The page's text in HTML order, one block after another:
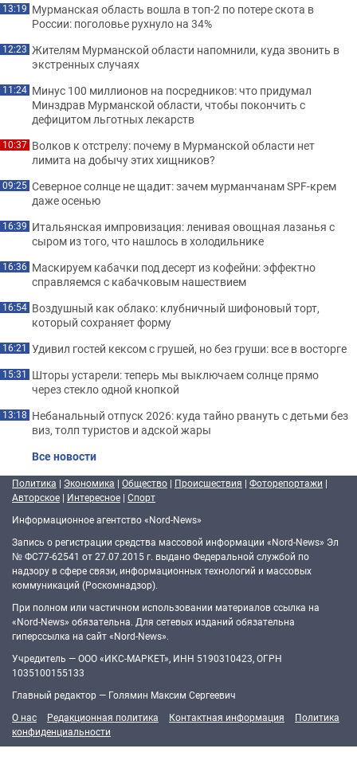
13:19 Мурманская область вошла в топ-2 по потере скота в
России: поголовье рухнуло на 34%
12:23 Жителям Мурманской области напомнили, куда звонить в
экстренных случаях
11:24 Минус 100 миллионов на посредников: что придумал
Минздрав Мурманской области, чтобы покончить с
дефицитом льготных лекарств
10:37 Волков к отстрелу: почему в Мурманской области нет
лимита на добычу этих хищников?
09:25 Северное солнце не щадит: зачем мурманчанам SPF-крем
даже осенью
16:39 Итальянская импровизация: ленивая овощная лазанья с
сыром из того, что нашлось в холодильнике
16:36 Маскируем кабачки под десерт из кофейни: эффектно
справляемся с кабачковым нашествием
16:54 Воздушный как облако: клубничный шифоновый торт,
который сохраняет форму
16:21 Удивил гостей кексом с грушей, но без груши: все в восторге
15:31 Шторы устарели: теперь мы выключаем солнце прямо
через стекло одной кнопкой
13:18 Небанальный отпуск 2026: куда тайно рвануть с детьми без
виз, толп туристов и адской жары
Все новости
Политика | Экономика | Общество | Происшествия | Фоторепортажи |
Авторское | Интересное | Спорт
Информационное агентство «Nord-News»
Запись о регистрации средства массовой информации «Nord-News» Эл
№ ФС77-62541 от 27.07.2015 г. выдано Федеральной службой по
надзору в сфере связи, информационных технологий и массовых
коммуникаций (Роскомнадзор).
При полном или частичном использовании материалов ссылка на
«Nord-News» обязательна. Для сетевых изданий обязательна
гиперссылка на сайт «Nord-News».
Учредитель — ООО «ИКС-МАРКЕТ», ИНН 5190310423, ОГРН
1035100155133
Главный редактор — Голямин Максим Сергеевич
О нас
Редакционная политика Контактная информация
Политика
конфиденциальности